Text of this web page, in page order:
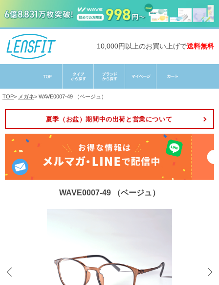
10,000円以上のお買い上げで送料無料
TOP> メガネ> WAVE0007-49 （ベージュ）
夏季（お盆）期間中の出荷と営業について
WAVE0007-49 （ベージュ）